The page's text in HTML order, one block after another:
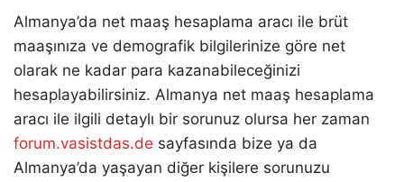
Almanya’da net maaş hesaplama aracı ile brüt
maaşınıza ve demografik bilgilerinize göre net
olarak ne kadar para kazanabileceğinizi
hesaplayabilirsiniz. Almanya net maaş hesaplama
aracı ile ilgili detaylı bir sorunuz olursa her zaman
forum.vasistdas.de sayfasında bize ya da
Almanya’da yaşayan diğer kişilere sorunuzu